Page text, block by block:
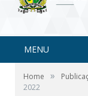
MENU
Home »
2022